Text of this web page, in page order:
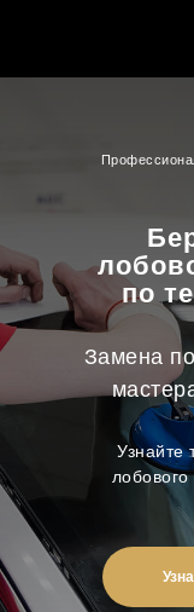
по
Замена
Узнайте